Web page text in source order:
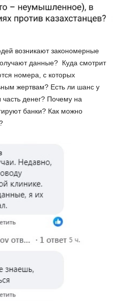
возникают закономерные
данные? Куда смотрит
номера, с которых
жертвам? Есть ли шанс у
часть денег? Почему на
банки? Как можно